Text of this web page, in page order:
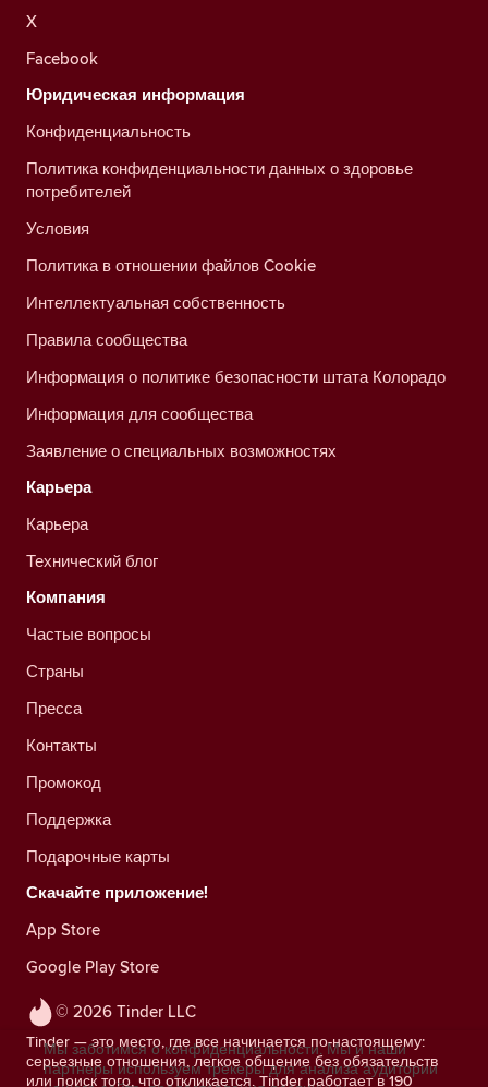
© 2026 Tinder LLC
Tinder — это место, где все начинается по-настоящему:
серьезные отношения, легкое общение без обязательств
или поиск того, что откликается. Tinder работает в 190
X
Facebook
Юридическая информация
Конфиденциальность
Политика конфиденциальности данных о здоровье
потребителей
Условия
Политика в отношении файлов Cookie
Интеллектуальная собственность
Правила сообщества
Информация о политике безопасности штата Колорадо
Информация для сообщества
Заявление о специальных возможностях
Карьера
Карьера
Технический блог
Компания
Частые вопросы
Страны
Пресса
Контакты
Промокод
Поддержка
Подарочные карты
Скачайте приложение!
App Store
Google Play Store
Мы заботимся о конфиденциальности. Мы и наши
партнеры используем трекеры для анализа аудитории